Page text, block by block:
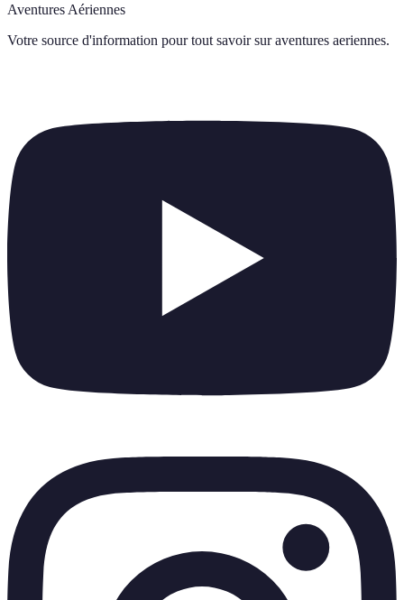
Aventures Aériennes
Votre source d'information pour tout savoir sur aventures aeriennes.